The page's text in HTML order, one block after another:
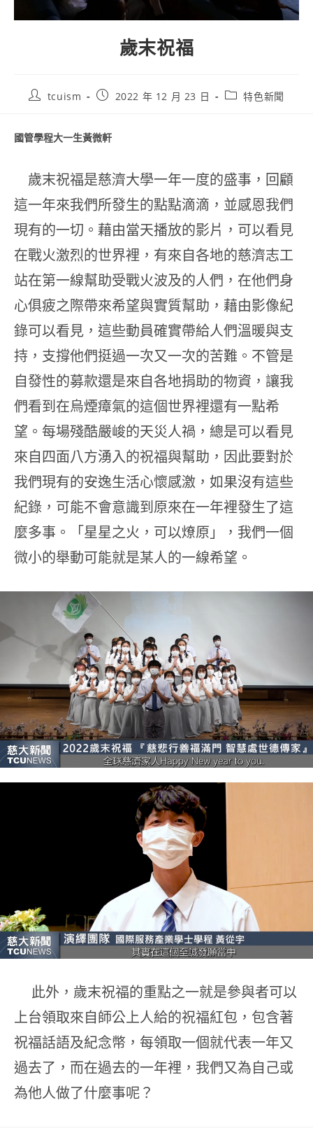
歲末祝福
tcuism 2022 年 12 月 23 日 特色新聞
國管學程大一生黃微軒
歲末祝福是慈濟大學一年一度的盛事，回顧
這一年來我們所發生的點點滴滴，並感恩我們
現有的一切。藉由當天播放的影片，可以看見
在戰火激烈的世界裡，有來自各地的慈濟志工
站在第一線幫助受戰火波及的人們，在他們身
心俱疲之際帶來希望與實質幫助，藉由影像紀
錄可以看見，這些動員確實帶給人們溫暖與支
持，支撐他們挺過一次又一次的苦難。不管是
自發性的募款還是來自各地捐助的物資，讓我
們看到在烏煙瘴氣的這個世界裡還有一點希
望。每場殘酷嚴峻的天災人禍，總是可以看見
來自四面八方湧入的祝福與幫助，因此要對於
我們現有的安逸生活心懷感激，如果沒有這些
紀錄，可能不會意識到原來在一年裡發生了這
麼多事。「星星之火，可以燎原」，我們一個
微小的舉動可能就是某人的一線希望。
此外，歲末祝福的重點之一就是參與者可以
上台領取來自師公上人給的祝福紅包，包含著
祝福話語及紀念幣，每領取一個就代表一年又
過去了，而在過去的一年裡，我們又為自己或
為他人做了什麼事呢？